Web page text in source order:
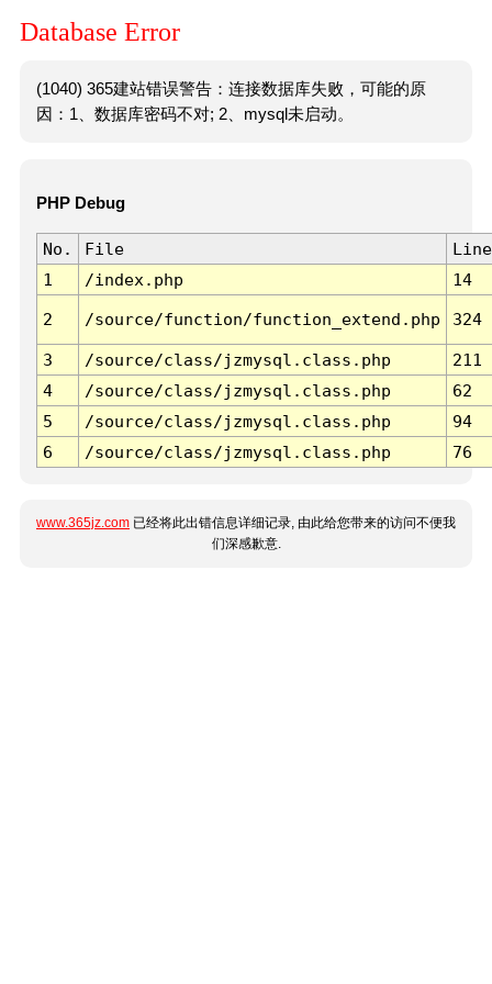
Database Error
(1040) 365建站错误警告：连接数据库失败，可能的原
因：1、数据库密码不对; 2、mysql未启动。
PHP Debug
No. File
Line
1
/index.php 14
2 /source/function/function_extend.php 324
3 /source/class/jzmysql.class.php
211
4
/source/class/jzmysql.class.php
62
5
/source/class/jzmysql.class.php
94
6
/source/class/jzmysql.class.php 76
www.365jz.com 已经将此出错信息详细记录, 由此给您带来的访问不便我
们深感歉意.